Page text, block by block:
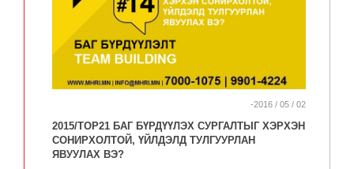
-2016 / 05 / 02
2015/TOP21 БАГ БҮРДҮҮЛЭХ СУРГАЛТЫГ ХЭРХЭН
СОНИРХОЛТОЙ, ҮЙЛДЭЛД ТУЛГУУРЛАН
ЯВУУЛАХ ВЭ?